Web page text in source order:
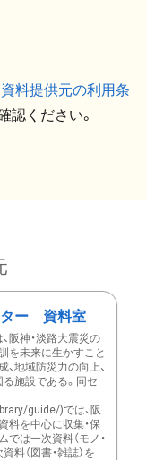
資料提供元の利用条
認ください。
ター 資料室
阪神・淡路大震災の
を未来に生かすこと
、地域防災力の向上、
施設である。同セ
guide/)では、阪
料を中心に収集・保
では一次資料（モノ・
料（図書・雑誌）を